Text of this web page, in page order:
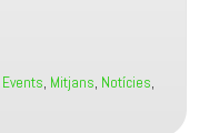
Events, Mitjans, Notícies,